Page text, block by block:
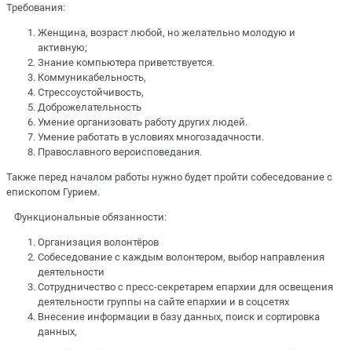
Требования:
Женщина, возраст любой, но желательно молодую и
активную;
Знание компьютера приветствуется.
Коммуникабельность,
Стрессоустойчивость,
Доброжелательность
Умение организовать работу других людей.
Умение работать в условиях многозадачности.
Православного вероисповедания.
Также перед началом работы нужно будет пройти собеседование с
епископом Гурием.
⠀Функциональные обязанности:
Организация волонтёров
Собеседование с каждым волонтером, выбор направления
деятельности
Сотрудничество с пресс-секретарем епархии для освещения
деятельности группы на сайте епархии и в соцсетях
Внесение информации в базу данных, поиск и сортировка
данных,